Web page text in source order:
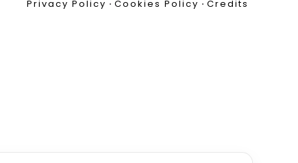
Privacy Policy •Cookies Policy • Credits